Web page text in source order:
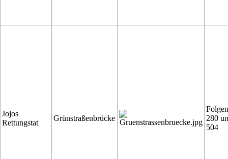
Jojos
Rettungstat
Grünstraßenbrücke
280
504